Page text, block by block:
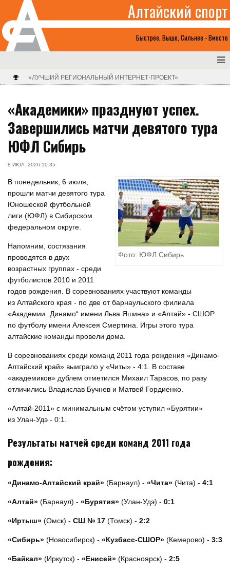
Быстрее, Выше, Сильнее - Вместе
Алтайский спорт
«ЛУЧШИЙ РЕГИОНАЛЬНЫЙ ИНТЕРНЕТ-ПРОЕКТ»
«Академики» празднуют успех.
Завершились матчи девятого тура
ЮФЛ Сибирь
8 ИЮЛ. 2026 10:35
Фото: ЮФЛ Сибирь
В понедельник, 6 июля,
прошли матчи девятого тура
Юношеской футбольной
лиги (ЮФЛ) в Сибирском
федеральном округе.
Напомним, состязания
проводятся в двух
возрастных группах - среди
футболистов 2010 и 2011
годов рождения. В соревнованиях участвуют команды
из Алтайского края - по две от барнаульского филиала
«Академии „Динамо“ имени Льва Яшина» и «Алтай» - СШОР
по футболу имени Алексея Смертина. Игры этого тура
алтайские команды провели дома.
В соревнованиях среди команд 2011 года рождения «Динамо-
Алтайский край» выиграло у «Читы» - 4:1. В составе
«академиков» дублем отметился Михаил Тарасов, по разу
отличились Владислав Бучнев и Матвей Гордиенко.
«Алтай-2011» с минимальным счётом уступил «Бурятии»
из Улан-Удэ - 0:1.
Результаты матчей среди команд 2011 года
рождения:
«Динамо-Алтайский край» (Барнаул) - «Чита» (Чита) - 4:1
«Алтай» (Барнаул) - «Бурятия» (Улан-Удэ) - 0:1
«Иртыш» (Омск) - СШ № 17 (Томск) - 2:2
«Сибирь» (Новосибирск) - «Кузбасс-СШОР» (Кемерово) - 3:3
«Байкал» (Иркутск) - «Енисей» (Красноярск) - 2:5